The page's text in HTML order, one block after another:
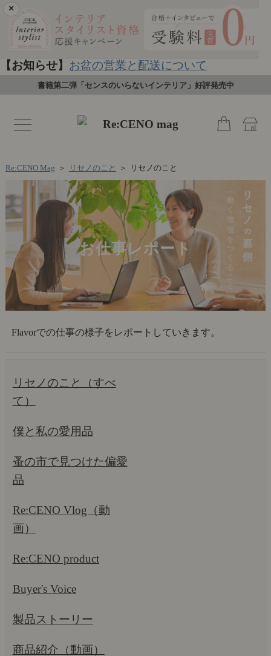
×
【お知らせ】 お盆の営業と配送について
書籍第二弾「センスのいらないインテリア」好評発売中
toggle
navigation
Re:CENO Mag ＞ リセノのこと ＞ リセノのこと
お仕事レポート
Flavorでの仕事の様子をレポートしていきます。
リセノのこと（すべ
て）
僕と私の愛用品
蚤の市で見つけた偏愛
品
Re:CENO Vlog（動
画）
Re:CENO product
Buyer's Voice
製品ストーリー
商品紹介（動画）